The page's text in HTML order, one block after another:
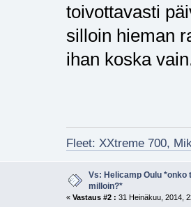
toivottavasti
silloin hieman
ihan koska
Fleet: XXtreme 700,
Vs: Helicamp Oulu *onko
milloin?*
« Vastaus #2 : 31 Heinäkuu, 2014,